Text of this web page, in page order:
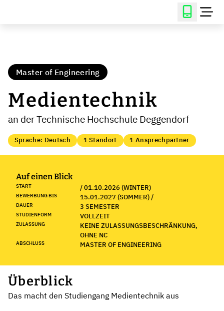
Master of Engineering
Medientechnik
an der Technische Hochschule Deggendorf
Sprache: Deutsch 1 Standort 1 Ansprechpartner
Auf einen Blick
START / 01.10.2026 (WINTER)
BEWERBUNG BIS 15.01.2027 (SOMMER) /
DAUER 3 SEMESTER
STUDIENFORM VOLLZEIT
ZULASSUNG
KEINE ZULASSUNGSBESCHRÄNKUNG,
OHNE NC
ABSCHLUSS MASTER OF ENGINEERING
Überblick
Das macht den Studiengang Medientechnik aus